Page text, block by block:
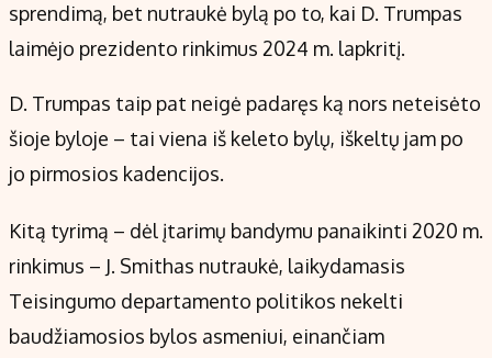
sprendimą, bet nutraukė bylą po to, kai D. Trumpas
laimėjo prezidento rinkimus 2024 m. lapkritį.
D. Trumpas taip pat neigė padaręs ką nors neteisėto
šioje byloje – tai viena iš keleto bylų, iškeltų jam po
jo pirmosios kadencijos.
Kitą tyrimą – dėl įtarimų bandymu panaikinti 2020 m.
rinkimus – J. Smithas nutraukė, laikydamasis
Teisingumo departamento politikos nekelti
baudžiamosios bylos asmeniui, einančiam